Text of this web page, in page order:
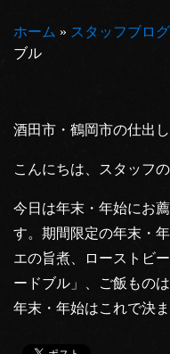
ホーム » スタッフブログ
ブル
酒田市・鶴岡市の仕出
こんにちは、スタッフ
今日は年末・年始にお
す。期間限定の年末・
エの旨煮、ローストビ
ードブル」、ご飯もの
年末・年始はこれで決ま